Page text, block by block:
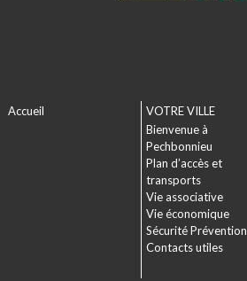
Accueil
VOTRE VILLE
Bienvenue à
Pechbonnieu
Plan d’accès et
transports
Vie associative
Vie économique
Sécurité Prévention
Contacts utiles